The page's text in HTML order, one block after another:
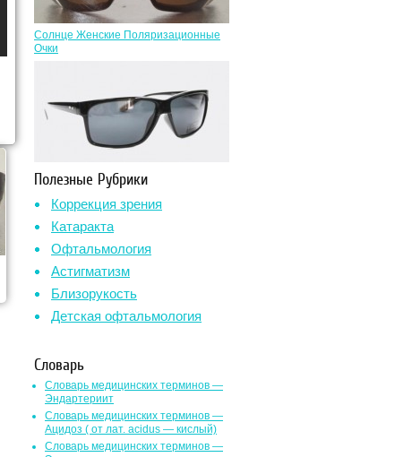
Солнце Женские Поляризационные
Очки
Полезные Рубрики
Коррекция зрения
Катаракта
Офтальмология
Астигматизм
Близорукость
Детская офтальмология
Словарь
Словарь медицинских терминов —
Эндартериит
Словарь медицинских терминов —
Ацидоз ( от лат. асidus — кислый)
Словарь медицинских терминов —